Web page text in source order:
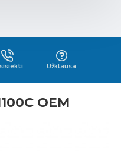
Užklausa
OEM